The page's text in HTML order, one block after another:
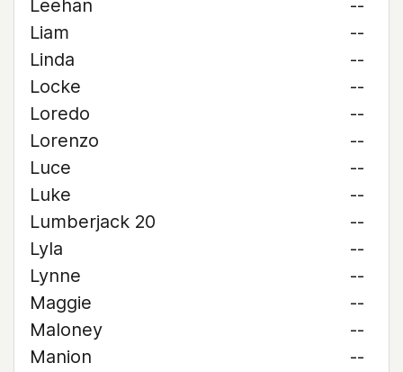
Leehan
--
Liam
--
Linda
--
Locke
--
Loredo
--
Lorenzo
--
Luce
--
Luke
--
Lumberjack 20
--
Lyla
--
Lynne
--
Maggie
--
Maloney
--
Manion
--